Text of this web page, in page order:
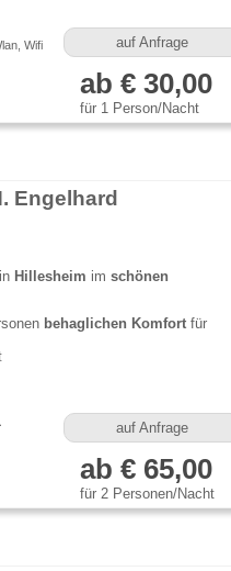
Wifi
auf Anfrage
ab € 30,00
für 1 Person/Nacht
Engelhard
in Hillesheim im schönen
behaglichen Komfortfür
auf Anfrage
ab € 65,00
für 2 Personen/Nacht